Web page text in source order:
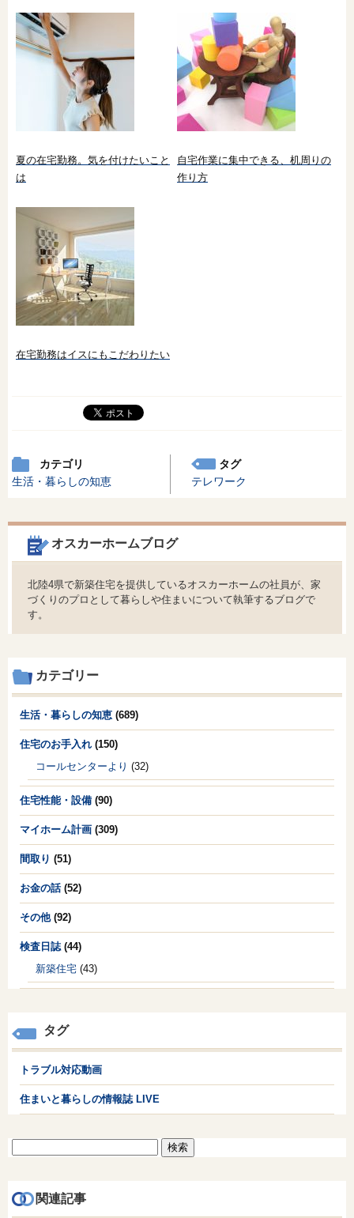
夏の在宅勤務。気を付けたいこと
は
自宅作業に集中できる、机周りの
作り方
在宅勤務はイスにもこだわりたい
カテゴリ
生活・暮らしの知恵
タグ
テレワーク
オスカーホームブログ
北陸4県で新築住宅を提供しているオスカーホームの社員が、家
づくりのプロとして暮らしや住まいについて執筆するブログで
す。
カテゴリー
生活・暮らしの知恵 (689)
住宅のお手入れ (150)
コールセンターより (32)
住宅性能・設備 (90)
マイホーム計画 (309)
間取り (51)
お金の話(52)
その他(92)
検査日誌 (44)
新築住宅 (43)
タグ
トラブル対応動画
住まいと暮らしの情報誌 LIVE
索:
関連記事